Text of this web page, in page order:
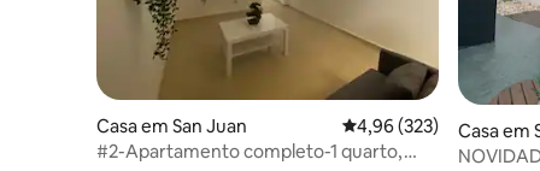
Casa em San Juan Classificação média de
4,96 (323)
#2-Apartamento completo-1 quarto,
Casa em